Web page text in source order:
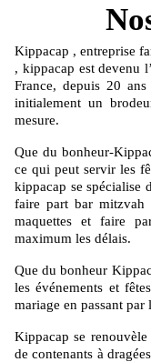
Kippacap , entreprise
, kippacap est devenu
France, depuis 20
initialement un
mesure.
Que du bonheur-
ce qui peut servir les
kippacap se spécialise
faire part bar
maquettes et faire
maximum les délais.
Que du bonheur
les événements et
mariage en passant
Kippacap se
de contenants à